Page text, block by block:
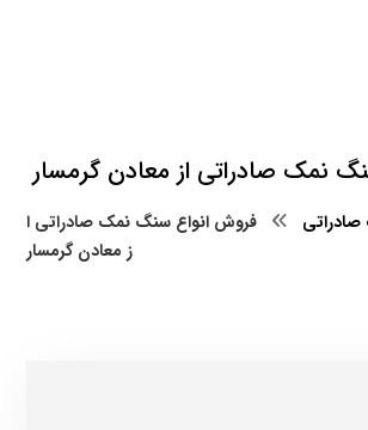
نمک صادراتی از معادن گرمسار
فروش انواع سنگ نمک صادراتی ا
ز معادن گرمسار